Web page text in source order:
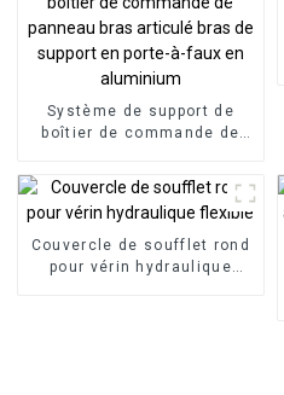
Système de support de
boîtier de commande de
de support en porte-à-faux
en aluminium
Couvercle de soufflet rond
pour vérin hydraulique